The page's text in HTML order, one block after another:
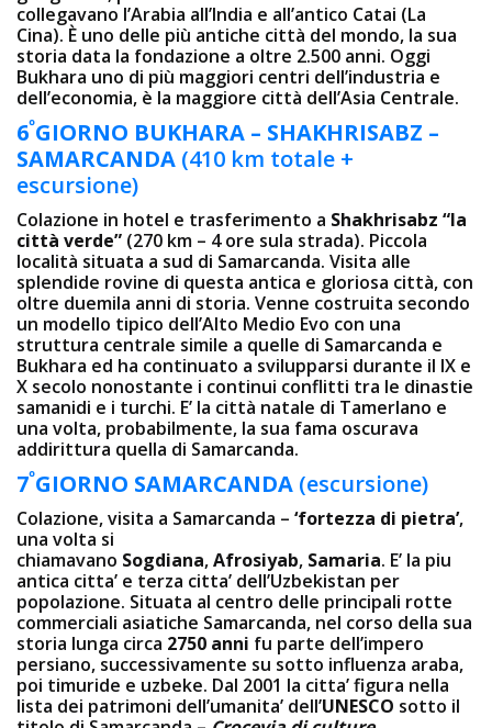
collegavano l’Arabia all’India e all’antico Catai (La
Cina). È uno delle più antiche città del mondo, la sua
storia data la fondazione a oltre 2.500 anni. Oggi
Bukhara uno di più maggiori centri dell’industria e
dell’economia, è la maggiore città dell’Asia Centrale.
6ºGIORNO BUKHARA – SHAKHRISABZ –
SAMARCANDA (410 km totale +
escursione)
Colazione in hotel e trasferimento a Shakhrisabz “la
città verde” (270 km – 4 ore sula strada). Piccola
località situata a sud di Samarcanda. Visita alle
splendide rovine di questa antica e gloriosa città, con
oltre duemila anni di storia. Venne costruita secondo
un modello tipico dell’Alto Medio Evo con una
struttura centrale simile a quelle di Samarcanda e
Bukhara ed ha continuato a svilupparsi durante il IX e
X secolo nonostante i continui conflitti tra le dinastie
samanidi e i turchi. E’ la città natale di Tamerlano e
una volta, probabilmente, la sua fama oscurava
addirittura quella di Samarcanda.
7ºGIORNO SAMARCANDA (escursione)
Colazione, visita a Samarcanda – ‘fortezza di pietra’,
una volta si
chiamavano Sogdiana,Afrosiyab, Samaria. E’ la piu
antica citta’ e terza citta’ dell’Uzbekistan per
popolazione. Situata al centro delle principali rotte
commerciali asiatiche Samarcanda, nel corso della sua
storia lunga circa 2750 anni fu parte dell’impero
persiano, successivamente su sotto influenza araba,
poi timuride e uzbeke. Dal 2001 la citta’ figura nella
lista dei patrimoni dell’umanita’ dell’UNESCO sotto il